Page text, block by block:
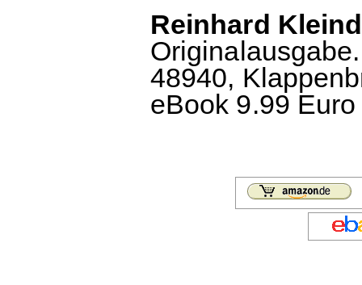
Reinhard
48940,
eBook 9.99